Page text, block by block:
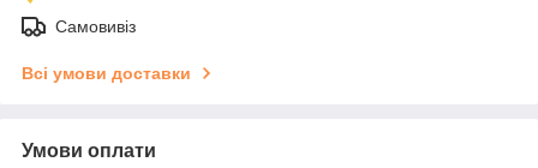
Самовивіз
Всі умови доставки
Умови оплати